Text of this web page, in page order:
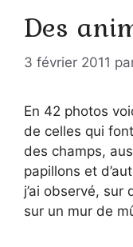
Des
3 février 2011
En 42 photos
de celles qui
des champs,
papillons et
j’ai observé,
sur un mur de